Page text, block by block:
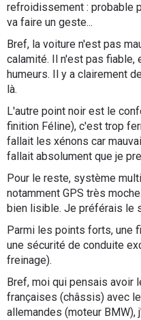
Moto
Marques
refroidissement : probable
va faire un geste...
Bref, la voiture n'est pas
calamité. Il n'est pas fiable,
humeurs. Il y a clairement
là.
L'autre point noir est le
finition Féline), c'est trop
fallait les xénons car
fallait absolument que je
Pour le reste, système
notamment GPS très
bien lisible. Je préférais le
Parmi les points forts, une
une sécurité de conduite
freinage).
Bref, moi qui pensais avoir
françaises (châssis) avec
allemandes (moteur BMW),